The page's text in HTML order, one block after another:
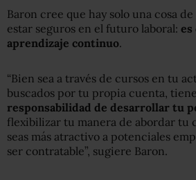
Baron cree que hay solo una cosa
estar seguros en el futuro laboral: es
aprendizaje continuo.
“Bien sea a través de cursos en tu
buscados por tu propia cuenta,
responsabilidad de desarrollar tu
flexibilizar tu manera de abordar tu
seas más atractivo a potenciales
ser contratable”, sugiere Baron.